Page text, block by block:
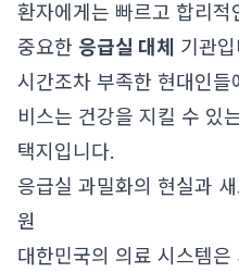
환자에게는 빠르고 합리
중요한 응급실 대체
기관
시간조차 부족한 현대인들
비스는 건강을 지킬 수 있
택지입니다.
응급실 과밀화의 현실과
원
대한민국의 의료 시스템